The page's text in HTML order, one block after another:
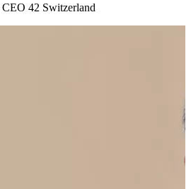
CEO 42 Switzerland